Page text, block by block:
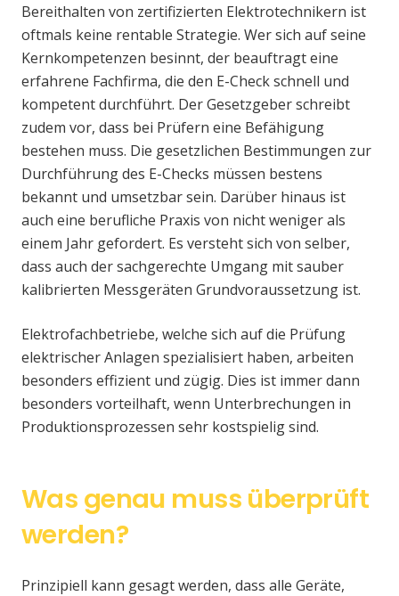
Bereithalten von zertifizierten Elektrotechnikern ist
oftmals keine rentable Strategie. Wer sich auf seine
Kernkompetenzen besinnt, der beauftragt eine
erfahrene Fachfirma, die den E-Check schnell und
kompetent durchführt. Der Gesetzgeber schreibt
zudem vor, dass bei Prüfern eine Befähigung
bestehen muss. Die gesetzlichen Bestimmungen zur
Durchführung des E-Checks müssen bestens
bekannt und umsetzbar sein. Darüber hinaus ist
auch eine berufliche Praxis von nicht weniger als
einem Jahr gefordert. Es versteht sich von selber,
dass auch der sachgerechte Umgang mit sauber
kalibrierten Messgeräten Grundvoraussetzung ist.
Elektrofachbetriebe, welche sich auf die Prüfung
elektrischer Anlagen spezialisiert haben, arbeiten
besonders effizient und zügig. Dies ist immer dann
besonders vorteilhaft, wenn Unterbrechungen in
Produktionsprozessen sehr kostspielig sind.
Was genau muss überprüft
werden?
Prinzipiell kann gesagt werden, dass alle Geräte,